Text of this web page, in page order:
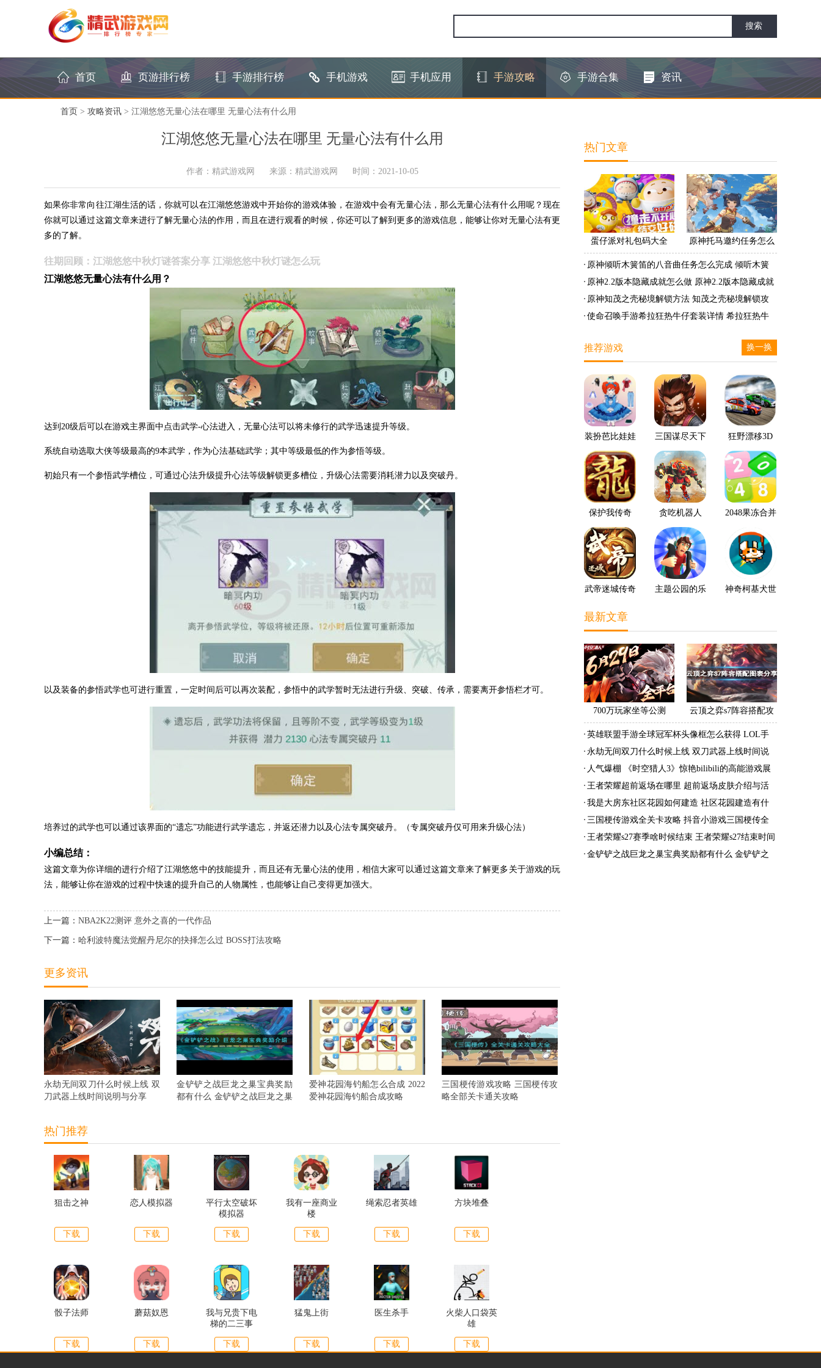
首页 页游排行榜 手游排行榜 手机游戏 手机应用 手游攻略 手游合集 资讯
首页 > 攻略资讯 > 江湖悠悠无量心法在哪里 无量心法有什么用
江湖悠悠无量心法在哪里 无量心法有什么用
作者：精武游戏网 来源：精武游戏网 时间：2021-10-05
如果你非常向往江湖生活的话，你就可以在江湖悠悠游戏中开始你的游戏体验，在游戏中会有无量心法，那么无量心法有什么用呢？现在
你就可以通过这篇文章来进行了解无量心法的作用，而且在进行观看的时候，你还可以了解到更多的游戏信息，能够让你对无量心法有更
多的了解。
往期回顾：江湖悠悠中秋灯谜答案分享 江湖悠悠中秋灯谜怎么玩
江湖悠悠无量心法有什么用？
达到20级后可以在游戏主界面中点击武学-心法进入，无量心法可以将未修行的武学迅速提升等级。
系统自动选取大侠等级最高的9本武学，作为心法基础武学；其中等级最低的作为参悟等级。
初始只有一个参悟武学槽位，可通过心法升级提升心法等级解锁更多槽位，升级心法需要消耗潜力以及突破丹。
以及装备的参悟武学也可进行重置，一定时间后可以再次装配，参悟中的武学暂时无法进行升级、突破、传承，需要离开参悟栏才可。
培养过的武学也可以通过该界面的“遗忘”功能进行武学遗忘，并返还潜力以及心法专属突破丹。（专属突破丹仅可用来升级心法）
小编总结：
这篇文章为你详细的进行介绍了江湖悠悠中的技能提升，而且还有无量心法的使用，相信大家可以通过这篇文章来了解更多关于游戏的玩
法，能够让你在游戏的过程中快速的提升自己的人物属性，也能够让自己变得更加强大。
上一篇： NBA2K22测评 意外之喜的一代作品
下一篇： 哈利波特魔法觉醒丹尼尔的抉择怎么过 BOSS打法攻略
更多资讯
永劫无间双刀什么时候上线 双
刀武器上线时间说明与分享
金铲铲之战巨龙之巢宝典奖励
都有什么 金铲铲之战巨龙之巢
爱神花园海钓船怎么合成 2022
爱神花园海钓船合成攻略
三国梗传游戏攻略 三国梗传攻
略全部关卡通关攻略
热门推荐
狙击之神
下载
恋人模拟器
下载
平行太空破坏
模拟器
下载
我有一座商业
楼
下载
绳索忍者英雄
下载
方块堆叠
下载
骰子法师
下载
蘑菇奴恩
下载
我与兄贵下电
梯的二三事
下载
猛鬼上街
下载
医生杀手
下载
火柴人口袋英
雄
下载
热门文章
蛋仔派对礼包码大全
2022 蛋仔派对礼包码怎
么兑换
原神托马邀约任务怎么
做 原神托马邀约任务怎
么完成
原神倾听木簧笛的八音曲任务怎么完成 倾听木簧
笛的八音曲任务攻略
原神2.2版本隐藏成就怎么做 原神2.2版本隐藏成就
有哪些
原神知茂之壳秘境解锁方法 知茂之壳秘境解锁攻
略使命召唤手游希拉狂热牛仔套装详情 希拉狂热牛
推荐游戏 换一换
装扮芭比娃娃 三国谋尽天下 狂野漂移3D
保护我传奇 贪吃机器人 2048果冻合并
武帝迷城传奇
主题公园的乐
神奇柯基犬世
最新文章
700万玩家坐等公测
《时空猎人3》老玩家加
云顶之弈s7阵容搭配攻
略 s7最强阵容搭配组成
大全最新
英雄联盟手游全球冠军杯头像框怎么获得 LOL手
游2022全球冠军杯头像框领取活动
永劫无间双刀什么时候上线 双刀武器上线时间说
明与分享
人气爆棚 《时空猎人3》惊艳bilibili的高能游戏展
发布会
王者荣耀超前返场在哪里 超前返场皮肤介绍与活
动一览
我是大房东社区花园如何建造 社区花园建造有什
么条件
三国梗传游戏全关卡攻略 抖音小游戏三国梗传全
结局一览
王者荣耀s27赛季啥时候结束 王者荣耀s27结束时间
金铲铲之战巨龙之巢宝典奖励都有什么 金铲铲之